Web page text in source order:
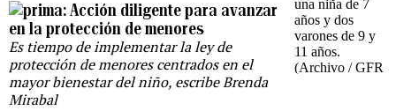
Acción diligente para avanzar
en la protección de menores
Es tiempo de implementar la ley de
protección de menores centrados en el
mayor bienestar del niño, escribe Brenda
Mirabal